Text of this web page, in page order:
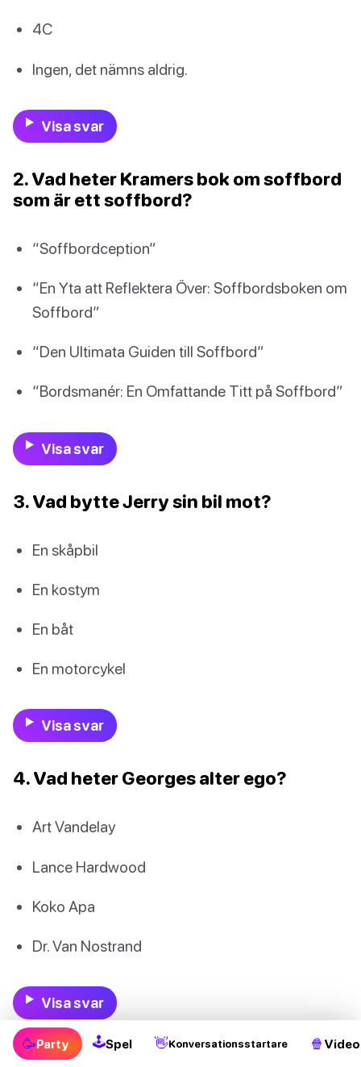
4C
Ingen, det nämns aldrig.
Visa svar
2. Vad heter Kramers bok om soffbord
som är ett soffbord?
“Soffbordception”
“En Yta att Reflektera Över: Soffbordsboken om
Soffbord”
“Den Ultimata Guiden till Soffbord”
“Bordsmanér: En Omfattande Titt på Soffbord”
Visa svar
3. Vad bytte Jerry sin bil mot?
En skåpbil
En kostym
En båt
En motorcykel
Visa svar
4. Vad heter Georges alter ego?
Art Vandelay
Lance Hardwood
Koko Apa
Dr. Van Nostrand
Visa svar
5. Vad heter Elaines chef på Pendant
🥳Party 🕹Spel 👋Konversationsstartare 🍿